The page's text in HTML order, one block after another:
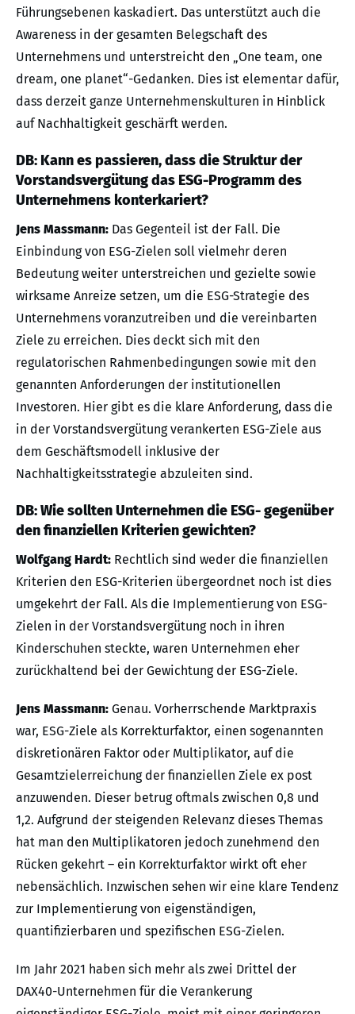
Führungsebenen kaskadiert. Das unterstützt auch die
Awareness in der gesamten Belegschaft des
Unternehmens und unterstreicht den „One team, one
dream, one planet“-Gedanken. Dies ist elementar dafür,
dass derzeit ganze Unternehmenskulturen in Hinblick
auf Nachhaltigkeit geschärft werden.
DB: Kann es passieren, dass die Struktur der
Vorstandsvergütung das ESG-Programm des
Unternehmens konterkariert?
Jens Massmann: Das Gegenteil ist der Fall. Die
Einbindung von ESG-Zielen soll vielmehr deren
Bedeutung weiter unterstreichen und gezielte sowie
wirksame Anreize setzen, um die ESG-Strategie des
Unternehmens voranzutreiben und die vereinbarten
Ziele zu erreichen. Dies deckt sich mit den
regulatorischen Rahmenbedingungen sowie mit den
genannten Anforderungen der institutionellen
Investoren. Hier gibt es die klare Anforderung, dass die
in der Vorstandsvergütung verankerten ESG-Ziele aus
dem Geschäftsmodell inklusive der
Nachhaltigkeitsstrategie abzuleiten sind.
DB: Wie sollten Unternehmen die ESG- gegenüber
den finanziellen Kriterien gewichten?
Wolfgang Hardt: Rechtlich sind weder die finanziellen
Kriterien den ESG-Kriterien übergeordnet noch ist dies
umgekehrt der Fall. Als die Implementierung von ESG-
Zielen in der Vorstandsvergütung noch in ihren
Kinderschuhen steckte, waren Unternehmen eher
zurückhaltend bei der Gewichtung der ESG-Ziele.
Jens Massmann: Genau. Vorherrschende Marktpraxis
war, ESG-Ziele als Korrekturfaktor, einen sogenannten
diskretionären Faktor oder Multiplikator, auf die
Gesamtzielerreichung der finanziellen Ziele ex post
anzuwenden. Dieser betrug oftmals zwischen 0,8 und
1,2. Aufgrund der steigenden Relevanz dieses Themas
hat man den Multiplikatoren jedoch zunehmend den
Rücken gekehrt – ein Korrekturfaktor wirkt oft eher
nebensächlich. Inzwischen sehen wir eine klare Tendenz
zur Implementierung von eigenständigen,
quantifizierbaren und spezifischen ESG-Zielen.
Im Jahr 2021 haben sich mehr als zwei Drittel der
DAX40-Unternehmen für die Verankerung